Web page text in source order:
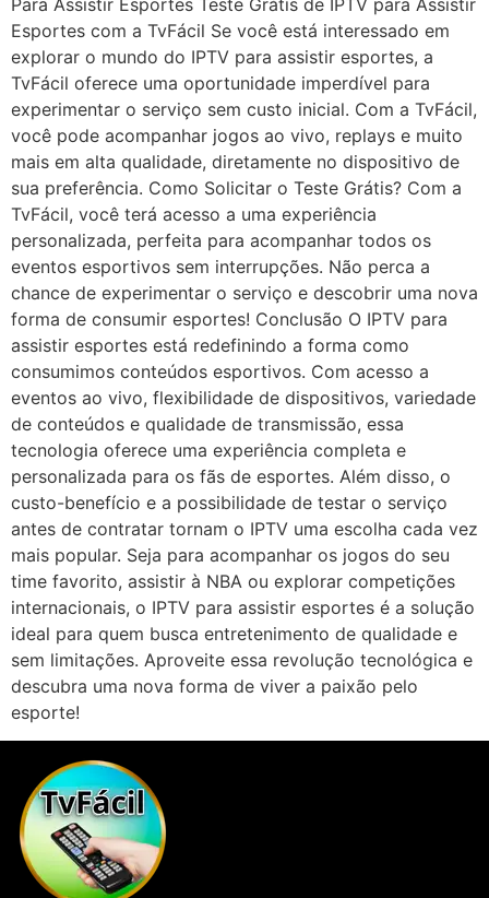
Esportes com a TvFácil Se você está interessado em
explorar o mundo do IPTV para assistir esportes, a
TvFácil oferece uma oportunidade imperdível para
experimentar o serviço sem custo inicial. Com a TvFácil,
você pode acompanhar jogos ao vivo, replays e muito
mais em alta qualidade, diretamente no dispositivo de
sua preferência. Como Solicitar o Teste Grátis? Com a
TvFácil, você terá acesso a uma experiência
personalizada, perfeita para acompanhar todos os
eventos esportivos sem interrupções. Não perca a
chance de experimentar o serviço e descobrir uma nova
forma de consumir esportes! Conclusão O IPTV para
assistir esportes está redefinindo a forma como
consumimos conteúdos esportivos. Com acesso a
eventos ao vivo, flexibilidade de dispositivos, variedade
de conteúdos e qualidade de transmissão, essa
tecnologia oferece uma experiência completa e
personalizada para os fãs de esportes. Além disso, o
custo-benefício e a possibilidade de testar o serviço
antes de contratar tornam o IPTV uma escolha cada vez
mais popular. Seja para acompanhar os jogos do seu
time favorito, assistir à NBA ou explorar competições
internacionais, o IPTV para assistir esportes é a solução
ideal para quem busca entretenimento de qualidade e
sem limitações. Aproveite essa revolução tecnológica e
descubra uma nova forma de viver a paixão pelo
esporte!